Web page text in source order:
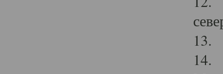
13.
14.